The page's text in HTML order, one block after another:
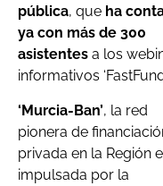
pública, que ha
ya con más de 300
asistentes a los
informativos
‘Murcia-Ban’, la red
pionera de
privada en la Región e
impulsada por la